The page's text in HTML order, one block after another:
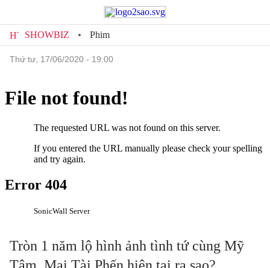
SHOWBIZ Phim
thứ tư, 17/06/2020 - 19:00
Tròn 1 năm lộ hình ảnh tình tứ cùng Mỹ